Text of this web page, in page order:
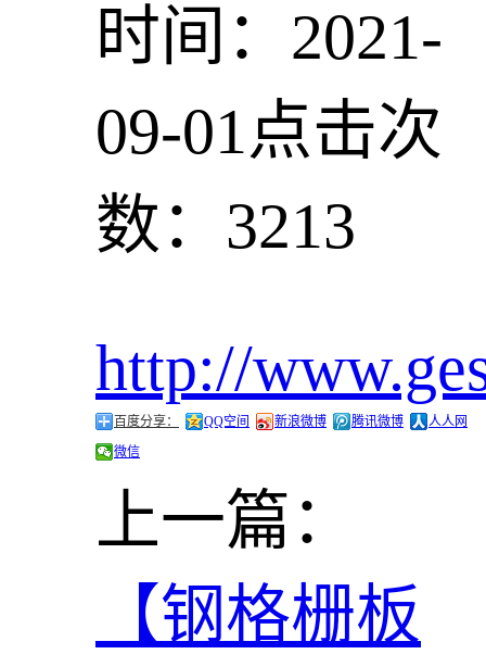
时间：2021-
09-01点击次
数：3213
http://
百度分享： QQ空间 新浪微博 腾讯微博
人人网
微信
上一篇：
【钢格栅板